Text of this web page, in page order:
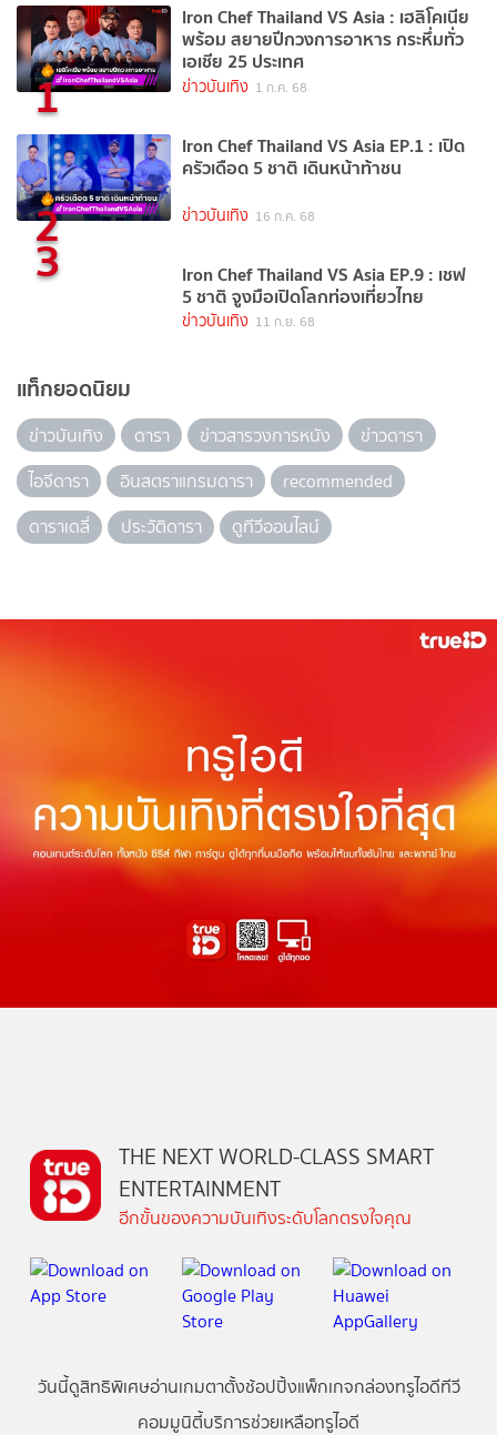
1
Iron Chef Thailand VS Asia : เฮลิโคเนีย
พร้อม สยายปีกวงการอาหาร กระหึ่มทั่ว
เอเชีย 25 ประเทศ
ข่าวบันเทิง 1 ก.ค. 68
2
Iron Chef Thailand VS Asia EP.1 : เปิด
ครัวเดือด 5 ชาติ เดินหน้าท้าชน
ข่าวบันเทิง 16 ก.ค. 68
3 Iron Chef Thailand VS Asia EP.9 : เชฟ
5 ชาติ จูงมือเปิดโลกท่องเที่ยวไทย
ข่าวบันเทิง 11 ก.ย. 68
แท็กยอดนิยม
ข่าวบันเทิง ดารา ข่าวสารวงการหนัง
ข่าวดารา
ไอจีดารา
อินสตราแกรมดารา
recommended
ดาราเดลี่
ประวัติดารา ดูทีวีออนไลน์
THE NEXT WORLD-CLASS SMART
ENTERTAINMENT
อีกขั้นของความบันเทิงระดับโลกตรงใจคุณ
วันนี้ดูสิทธิพิเศษอ่านเกมตาตั้งช้อปปิ้งแพ็กเกจกล่องทรูไอดีทีวี
คอมมูนิตี้บริการช่วยเหลือทรูไอดี